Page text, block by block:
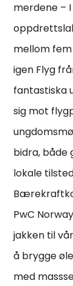
merdene –
mellom fem
igen Flyg
fantastiska
sig mot
bidra, både
lokale
PwC
jakken til
å brygge
med